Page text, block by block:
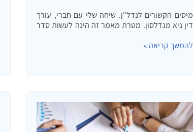
מיסים הקשורים לנדל"ן. שיחה שלי עם חברי, עורך
דין גיא מנדלסון. מטרת מאמר זה הינה לעשות סדר
להמשך קריאה »